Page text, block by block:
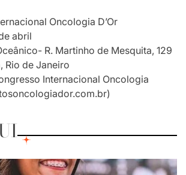
Oncologia D’Or
abril
R. Martinho de Mesquita, 129
Rio de Janeiro
Internacional Oncologia